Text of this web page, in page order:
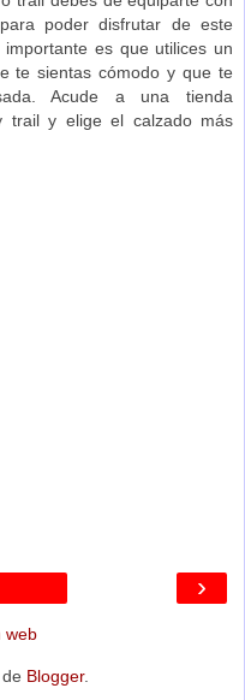
poder disfrutar de este
es que utilices un
te sientas cómodo y que te
Acude a una tienda
trail y elige el calzado más
›
web
Blogger.